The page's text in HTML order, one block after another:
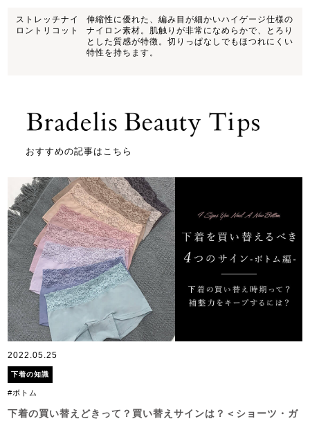
ストレッチナイ
ロントリコット
伸縮性に優れた、編み目が細かいハイゲージ仕様の
ナイロン素材。肌触りが非常になめらかで、とろり
とした質感が特徴。切りっぱなしでもほつれにくい
特性を持ちます。
おすすめの記事はこちら
2022.05.25
下着の知識
#ボトム
下着の買い替えどきって？買い替えサインは？＜ショーツ・ガ